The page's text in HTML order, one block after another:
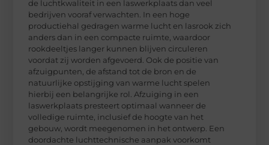
de luchtkwaliteit in een laswerkplaats dan veel
bedrijven vooraf verwachten. In een hoge
productiehal gedragen warme lucht en lasrook zich
anders dan in een compacte ruimte, waardoor
rookdeeltjes langer kunnen blijven circuleren
voordat zij worden afgevoerd. Ook de positie van
afzuigpunten, de afstand tot de bron en de
natuurlijke opstijging van warme lucht spelen
hierbij een belangrijke rol. Afzuiging in een
laswerkplaats presteert optimaal wanneer de
volledige ruimte, inclusief de hoogte van het
gebouw, wordt meegenomen in het ontwerp. Een
doordachte luchttechnische aanpak voorkomt